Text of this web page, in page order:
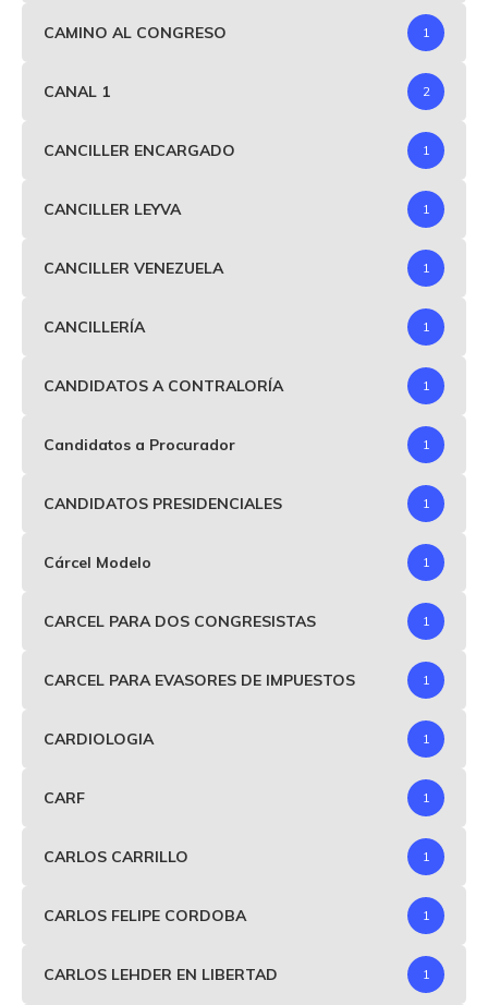
CAMINO AL CONGRESO 1
CANAL 1 2
CANCILLER ENCARGADO 1
CANCILLER LEYVA 1
CANCILLER VENEZUELA 1
CANCILLERÍA 1
CANDIDATOS A CONTRALORÍA 1
Candidatos a Procurador 1
CANDIDATOS PRESIDENCIALES 1
Cárcel Modelo 1
CARCEL PARA DOS CONGRESISTAS 1
CARCEL PARA EVASORES DE IMPUESTOS 1
CARDIOLOGIA 1
CARF 1
CARLOS CARRILLO 1
CARLOS FELIPE CORDOBA 1
CARLOS LEHDER EN LIBERTAD 1